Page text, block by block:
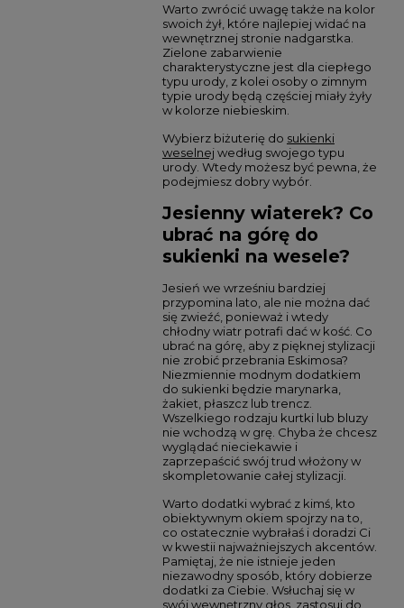
Warto zwrócić uwagę także na kolor
swoich żył, które najlepiej widać na
wewnętrznej stronie nadgarstka.
Zielone zabarwienie
charakterystyczne jest dla ciepłego
typu urody, z kolei osoby o zimnym
typie urody będą częściej miały żyły
w kolorze niebieskim.
Wybierz biżuterię do sukienki
weselnejwedług swojego typu
urody. Wtedy możesz być pewna, że
podejmiesz dobry wybór.
Jesienny wiaterek? Co
ubrać na górę do
sukienki na wesele?
Jesień we wrześniu bardziej
przypomina lato, ale nie można dać
się zwieźć, ponieważ i wtedy
chłodny wiatr potrafi dać w kość. Co
ubrać na górę, aby z pięknej stylizacji
nie zrobić przebrania Eskimosa?
Niezmiennie modnym dodatkiem
do sukienki będzie marynarka,
żakiet, płaszcz lub trencz.
Wszelkiego rodzaju kurtki lub bluzy
nie wchodzą w grę. Chyba że chcesz
wyglądać nieciekawie i
zaprzepaścić swój trud włożony w
skompletowanie całej stylizacji.
Warto dodatki wybrać z kimś, kto
obiektywnym okiem spojrzy na to,
co ostatecznie wybrałaś i doradzi Ci
w kwestii najważniejszych akcentów.
Pamiętaj, że nie istnieje jeden
niezawodny sposób, który dobierze
dodatki za Ciebie. Wsłuchaj się w
swój wewnętrzny głos, zastosuj do